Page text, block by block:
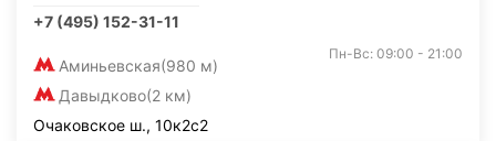
+7 (495) 152-31-11
Аминьевская(980 м)
Давыдково(2 км)
Пн-Вс: 09:00 - 21:00
Очаковское ш., 10к2с2